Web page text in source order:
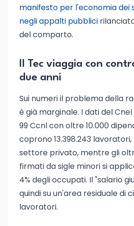
manifesto per l'economia dei
negli appalti pubblici
del comparto.
Il Tec viaggia con
due anni
Sui numeri il problema della
è già marginale. I dati del
99 Ccnl con oltre 10.000
coprono 13.398.243 lavoratori,
settore privato, mentre gli
firmati da sigle minori si
4% degli occupati. Il "salario
quindi su un'area residuale di
lavoratori.